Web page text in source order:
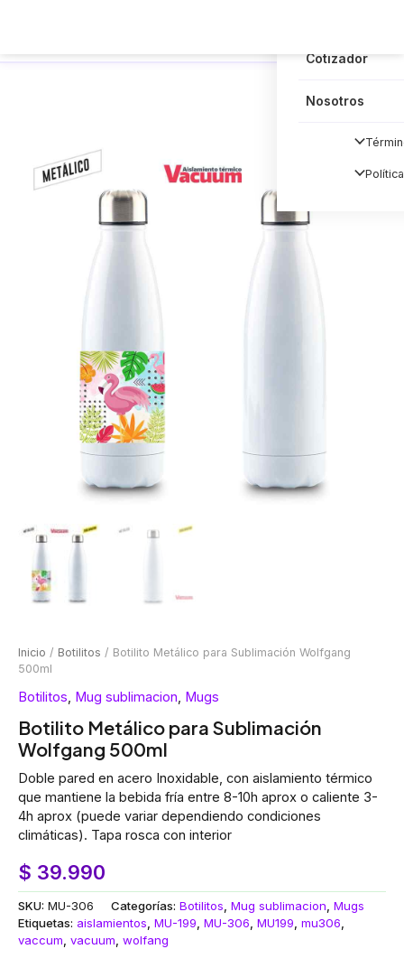
Cotizador
Nosotros
Inicio / Botilitos / Botilito Metálico para Sublimación Wolfgang
500ml
Botilitos, Mug sublimacion, Mugs
Botilito Metálico para Sublimación
Wolfgang 500ml
Doble pared en acero Inoxidable, con aislamiento térmico
que mantiene la bebida fría entre 8-10h aprox o caliente 3-
4h aprox (puede variar dependiendo condiciones
climáticas). Tapa rosca con interior
$ 39.990
SKU: MU-306 Categorías: Botilitos, Mug sublimacion, Mugs
Etiquetas: aislamientos, MU-199, MU-306, MU199, mu306,
vaccum, vacuum, wolfang